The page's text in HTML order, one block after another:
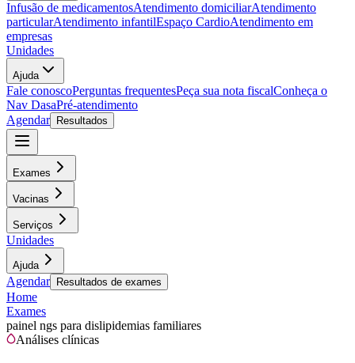
Infusão de medicamentosAtendimento domiciliarAtendimento
particularAtendimento infantilEspaço CardioAtendimento em
empresas
Unidades
Ajuda
Fale conoscoPerguntas frequentesPeça sua nota fiscalConheça o
Nav DasaPré-atendimento
Agendar
Resultados
Exames
Vacinas
Serviços
Unidades
Ajuda
Agendar Resultados de exames
Home
Exames
painel ngs para dislipidemias familiares
Análises clínicas